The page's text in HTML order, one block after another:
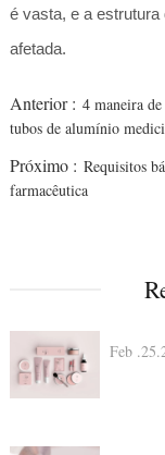
é vasta, e a
afetada.
Anterior : 4 maneira
tubos de alumínio
Próximo : Requisitos
farmacêutica
Feb